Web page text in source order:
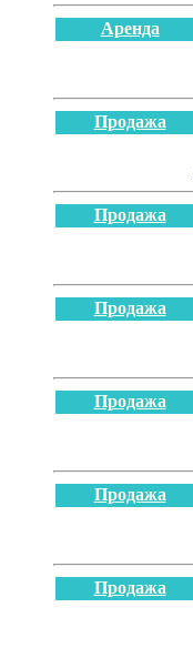
Аренда
Продажа
Продажа
Продажа
Продажа
Продажа
Продажа